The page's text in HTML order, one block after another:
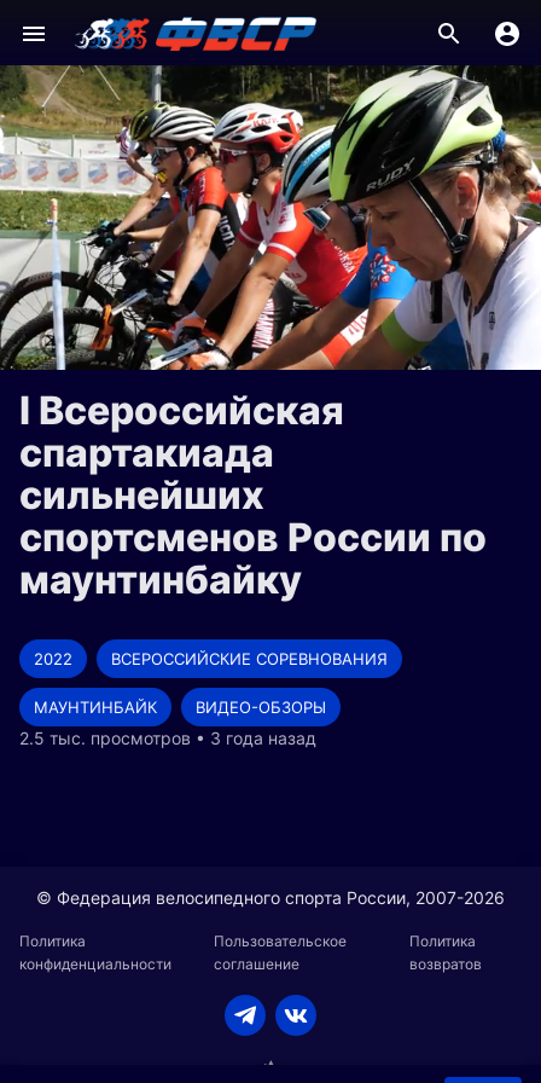
I Всероссийская
спартакиада
сильнейших
спортсменов России по
маунтинбайку
2022 ВСЕРОССИЙСКИЕ СОРЕВНОВАНИЯ
МАУНТИНБАЙК ВИДЕО-ОБЗОРЫ
2.5 тыс. просмотров • 3 года назад
© Федерация велосипедного спорта России, 2007-2026
Политика
конфиденциальности
Пользовательское
соглашение
Политика
возвратов